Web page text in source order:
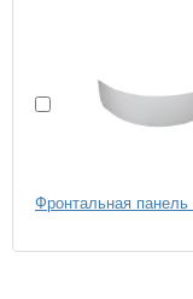
Фронтальная